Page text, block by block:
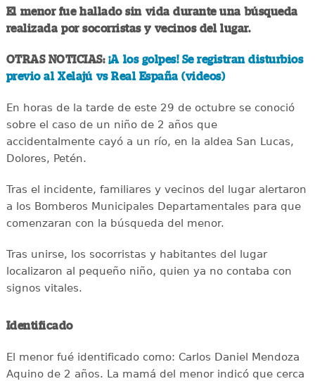
El menor fue hallado sin vida durante una búsqueda
realizada por socorristas y vecinos del lugar.
OTRAS NOTICIAS:¡A los golpes! Se registran disturbios
previo al Xelajú vs Real España (videos)
En horas de la tarde de este 29 de octubre se conoció
sobre el caso de un niño de 2 años que
accidentalmente cayó a un río, en la aldea San Lucas,
Dolores, Petén.
Tras el incidente, familiares y vecinos del lugar alertaron
a los Bomberos Municipales Departamentales para que
comenzaran con la búsqueda del menor.
Tras unirse, los socorristas y habitantes del lugar
localizaron al pequeño niño, quien ya no contaba con
signos vitales.
Identificado
El menor fué identificado como: Carlos Daniel Mendoza
Aquino de 2 años. La mamá del menor indicó que cerca